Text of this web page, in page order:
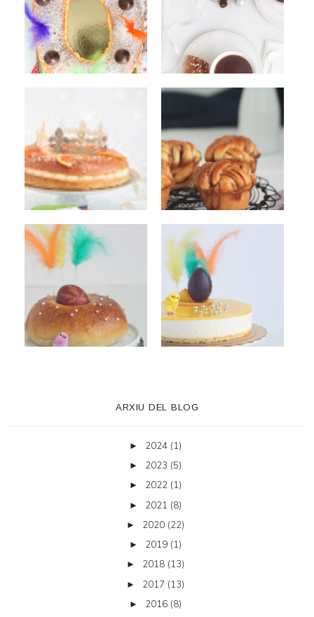
ARXIU DEL BLOG
► 2024 (1)
► 2023 (5)
► 2022 (1)
► 2021 (8)
► 2020 (22)
► 2019 (1)
► 2018 (13)
► 2017 (13)
► 2016 (8)